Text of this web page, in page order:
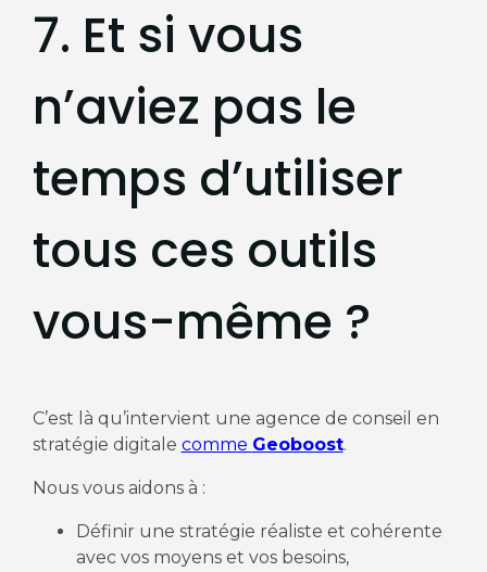
7. Et si vous
n’aviez pas le
temps d’utiliser
tous ces outils
vous-même ?
C’est là qu’intervient une agence de conseil en
stratégie digitale comme Geoboost.
Nous vous aidons à :
Définir une stratégie réaliste et cohérente
avec vos moyens et vos besoins,